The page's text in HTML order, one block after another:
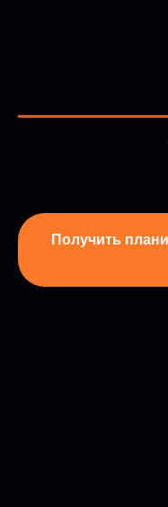
Получить